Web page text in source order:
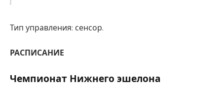
Тип управления: сенсор.
РАСПИСАНИЕ
Чемпионат Нижнего эшелона